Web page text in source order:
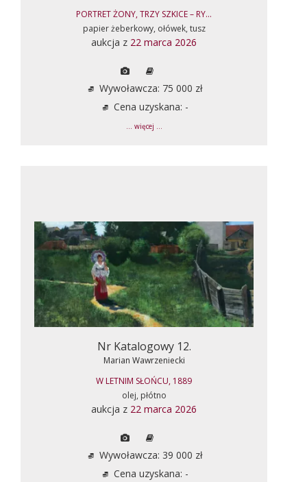
PORTRET ŻONY, TRZY SZKICE – RY...
papier żeberkowy, ołówek, tusz
aukcja z 22 marca 2026
Wywoławcza: 75 000 zł
Cena uzyskana: -
... więcej ...
Nr Katalogowy 12.
Marian Wawrzeniecki
W LETNIM SŁOŃCU, 1889
olej, płótno
aukcja z 22 marca 2026
Wywoławcza: 39 000 zł
Cena uzyskana: -